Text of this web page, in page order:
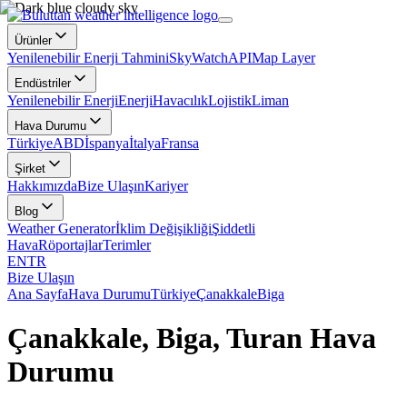
Ürünler
Yenilenebilir Enerji TahminiSkyWatchAPIMap Layer
Endüstriler
Yenilenebilir EnerjiEnerjiHavacılıkLojistikLiman
Hava Durumu
TürkiyeABDİspanyaİtalyaFransa
Şirket
HakkımızdaBize UlaşınKariyer
Blog
Weather Generatorİklim DeğişikliğiŞiddetli
HavaRöportajlarTerimler
ENTR
Bize Ulaşın
Ana SayfaHava DurumuTürkiyeÇanakkaleBiga
Çanakkale, Biga, Turan Hava
Durumu